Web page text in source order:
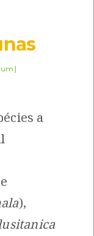
a
e
),